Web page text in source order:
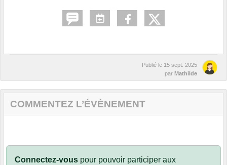
Publié le 15 sept. 2025
par Mathilde
COMMENTEZ L’ÉVÈNEMENT
Connectez-vous pour pouvoir participer aux